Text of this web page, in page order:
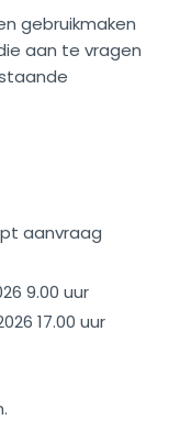
gebruikmaken
aan te vragen
aanvraag
9.00 uur
17.00 uur